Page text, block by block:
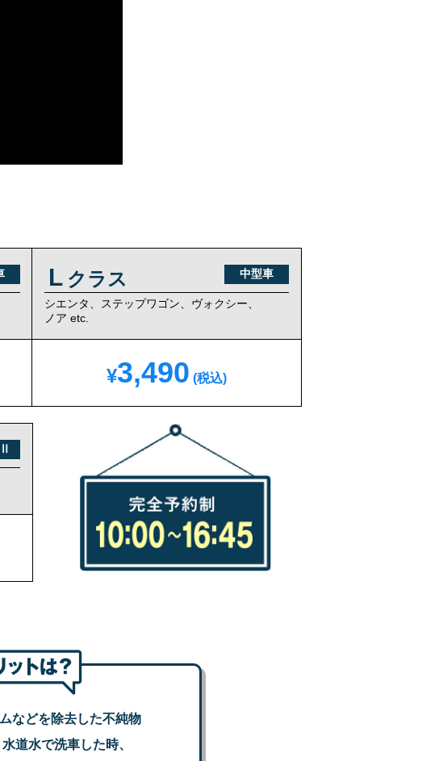
L クラス 中型車
シエンタ、ステップワゴン、 ヴォクシー、
ノア etc.
¥3,490 (税込)
などを除去した不純物
道水で洗車した時、